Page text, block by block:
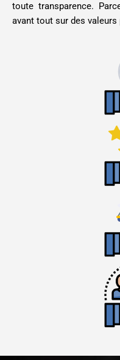
toute transparence.
avant tout sur des valeurs